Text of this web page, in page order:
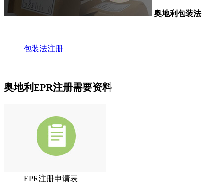
奥地利包装法
包装法注册
奥地利EPR注册需要资料
EPR注册申请表